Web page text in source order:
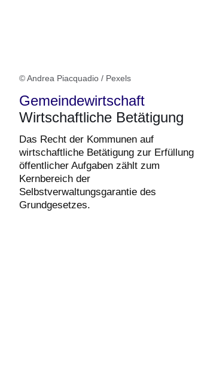
© Andrea Piacquadio / Pexels
Gemeindewirtschaft
Wirtschaftliche Betätigung
Das Recht der Kommunen auf
wirtschaftliche Betätigung zur Erfüllung
öffentlicher Aufgaben zählt zum
Kernbereich der
Selbstverwaltungsgarantie des
Grundgesetzes.